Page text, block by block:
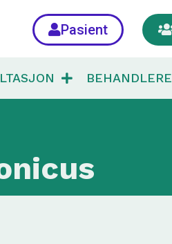
Pasient
BEHANDLERE